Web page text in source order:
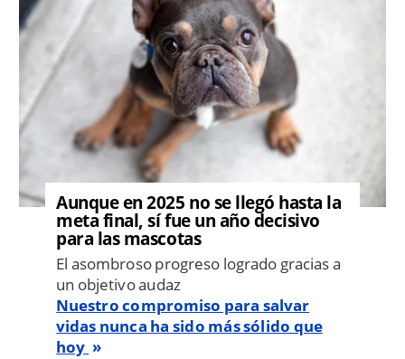
Aunque en 2025 no se llegó hasta la
meta final, sí fue un año decisivo
para las mascotas
El asombroso progreso logrado gracias a
un objetivo audaz
Nuestro compromiso para salvar
vidas nunca ha sido más sólido que
hoy